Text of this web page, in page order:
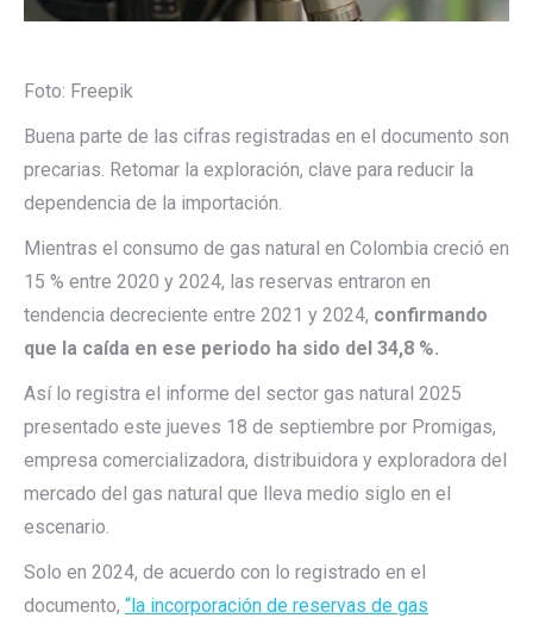
Foto: Freepik
Buena parte de las cifras registradas en el documento son
precarias. Retomar la exploración, clave para reducir la
dependencia de la importación.
Mientras el consumo de gas natural en Colombia creció en
15 % entre 2020 y 2024, las reservas entraron en
tendencia decreciente entre 2021 y 2024, confirmando
que la caída en ese periodo ha sido del 34,8 %.
Así lo registra el informe del sector gas natural 2025
presentado este jueves 18 de septiembre por Promigas,
empresa comercializadora, distribuidora y exploradora del
mercado del gas natural que lleva medio siglo en el
escenario.
Solo en 2024, de acuerdo con lo registrado en el
documento, “la incorporación de reservas de gas